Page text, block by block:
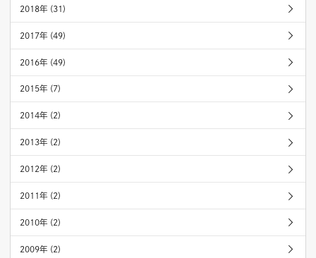
2018年 (31)
2017年 (49)
2016年 (49)
2015年 (7)
2014年 (2)
2013年 (2)
2012年 (2)
2011年 (2)
2010年 (2)
2009年 (2)